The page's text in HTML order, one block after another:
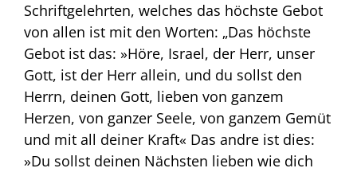
Schriftgelehrten, welches das höchste Gebot
von allen ist mit den Worten: „Das höchste
Gebot ist das: »Höre, Israel, der Herr, unser
Gott, ist der Herr allein, und du sollst den
Herrn, deinen Gott, lieben von ganzem
Herzen, von ganzer Seele, von ganzem Gemüt
und mit all deiner Kraft« Das andre ist dies:
»Du sollst deinen Nächsten lieben wie dich